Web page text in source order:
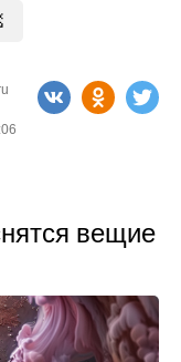
вещие